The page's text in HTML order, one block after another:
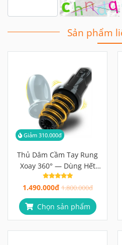
Sản phẩm
Giảm 310.000đ
Thủ Dâm Cầm Tay Rung
Xoay 360° — Dùng Hết
Công Suất, Không Sợ
Nước
1.490.000đ 1.800.000đ
Chọn sản phẩm